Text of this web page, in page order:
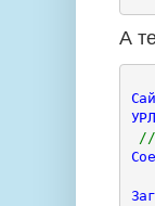
А
УРЛ
//